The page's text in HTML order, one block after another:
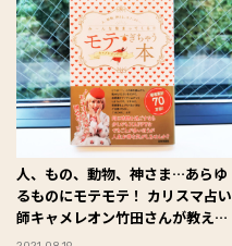
人、もの、動物、神さま…あらゆ
るものにモテモテ！ カリスマ占い
師キャメレオン竹田さんが教えて
くれたモテる秘訣とは？ #Omeza